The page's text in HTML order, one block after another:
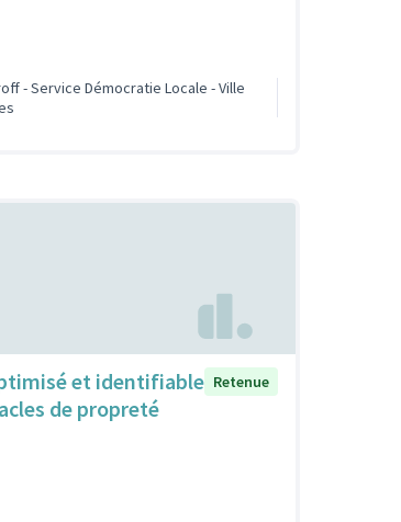
- Service Démocratie Locale - Ville
et identifiable
de propreté
Retenue